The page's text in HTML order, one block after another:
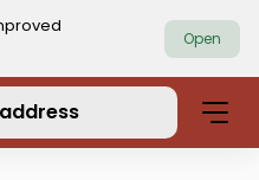
promotion
Open